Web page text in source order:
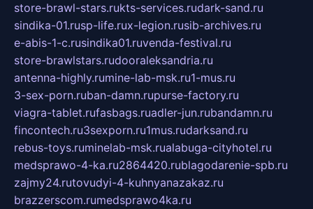
store-brawl-stars.rukts-services.rudark-sand.ru
sindika-01.rusp-life.rux-legion.rusib-archives.ru
e-abis-1-c.rusindika01.ruvenda-festival.ru
store-brawlstars.rudooraleksandria.ru
antenna-highly.rumine-lab-msk.ru1-mus.ru
3-sex-porn.ruban-damn.rupurse-factory.ru
viagra-tablet.rufasbags.ruadler-jun.rubandamn.ru
fincontech.ru3sexporn.ru1mus.rudarksand.ru
rebus-toys.ruminelab-msk.rualabuga-cityhotel.ru
medsprawo-4-ka.ru2864420.rublagodarenie-spb.ru
zajmy24.rutovudyi-4-kuhnyanazakaz.ru
brazzerscom.rumedsprawo4ka.ru